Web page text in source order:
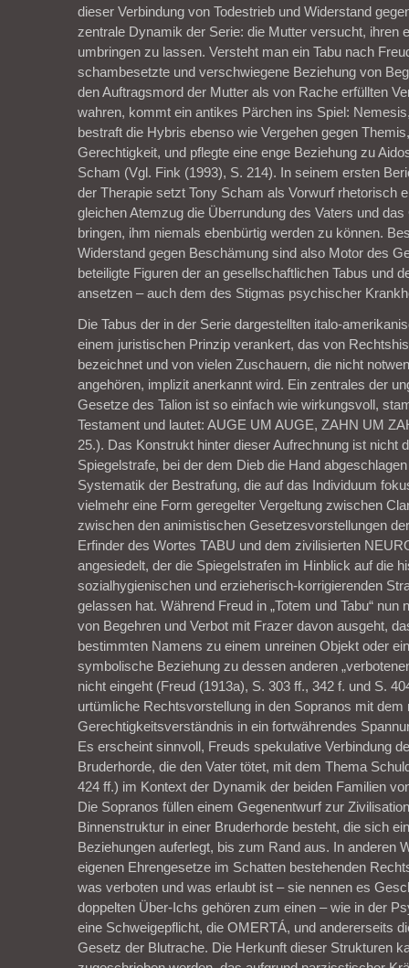
dieser Verbindung von Todestrieb und Widerstand
zentrale Dynamik der Serie: die Mutter versucht, ihren
umbringen zu lassen. Versteht man ein Tabu nach
schambesetzte und verschwiegene Beziehung von
den Auftragsmord der Mutter als von Rache erfüllten
wahren, kommt ein antikes Pärchen ins Spiel:
bestraft die Hybris ebenso wie Vergehen gegen
Gerechtigkeit, und pflegte eine enge Beziehung zu
Scham (Vgl. Fink (1993), S. 214). In seinem ersten
der Therapie setzt Tony Scham als Vorwurf rhetorisch
gleichen Atemzug die Überrundung des Vaters und
bringen, ihm niemals ebenbürtig werden zu können.
Widerstand gegen Beschämung sind also Motor des
beteiligte Figuren der an gesellschaftlichen Tabus und
ansetzen – auch dem des Stigmas psychischer
Die Tabus der in der Serie dargestellten italo-
einem juristischen Prinzip verankert, das von
bezeichnet und von vielen Zuschauern, die nicht
angehören, implizit anerkannt wird. Ein zentrales der
Gesetze des Talion ist so einfach wie wirkungsvoll,
Testament und lautet: AUGE UM AUGE, ZAHN UM
25.). Das Konstrukt hinter dieser Aufrechnung ist nicht
Spiegelstrafe, bei der dem Dieb die Hand
Systematik der Bestrafung, die auf das Individuum
vielmehr eine Form geregelter Vergeltung zwischen
zwischen den animistischen Gesetzesvorstellungen
Erfinder des Wortes TABU und dem zivilisierten
angesiedelt, der die Spiegelstrafen im Hinblick auf die
sozialhygienischen und erzieherisch-korrigierenden
gelassen hat. Während Freud in „Totem und Tabu“ nun
von Begehren und Verbot mit Frazer davon ausgeht,
bestimmten Namens zu einem unreinen Objekt oder
symbolische Beziehung zu dessen anderen
nicht eingeht (Freud (1913a), S. 303 ff., 342 f. und S.
urtümliche Rechtsvorstellung in den Sopranos mit dem
Gerechtigkeitsverständnis in ein fortwährendes
Es erscheint sinnvoll, Freuds spekulative Verbindung
Bruderhorde, die den Vater tötet, mit dem Thema
424 ff.) im Kontext der Dynamik der beiden Familien
Die Sopranos füllen einem Gegenentwurf zur
Binnenstruktur in einer Bruderhorde besteht, die sich
Beziehungen auferlegt, bis zum Rand aus. In anderen
eigenen Ehrengesetze im Schatten bestehenden
was verboten und was erlaubt ist – sie nennen es
doppelten Über-Ichs gehören zum einen – wie in der
eine Schweigepflicht, die OMERTÁ, und andererseits
Gesetz der Blutrache. Die Herkunft dieser Strukturen